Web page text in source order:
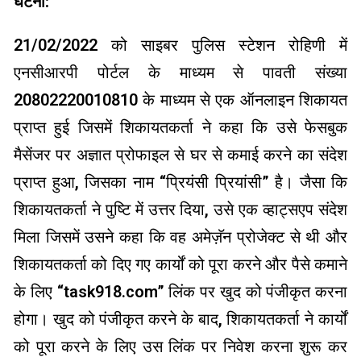
21/02/2022 को साइबर पुलिस स्टेशन रोहिणी में
एनसीआरपी पोर्टल के माध्यम से पावती संख्या
20802220010810 के माध्यम से एक ऑनलाइन शिकायत
प्राप्त हुई जिसमें शिकायतकर्ता ने कहा कि उसे फेसबुक
मैसेंजर पर अज्ञात प्रोफाइल से घर से कमाई करने का संदेश
प्राप्त हुआ, जिसका नाम “प्रियंसी प्रियांसी” है। जैसा कि
शिकायतकर्ता ने पुष्टि में उत्तर दिया, उसे एक व्हाट्सएप संदेश
मिला जिसमें उसने कहा कि वह अमेज़ॅन प्रोजेक्ट से थी और
शिकायतकर्ता को दिए गए कार्यों को पूरा करने और पैसे कमाने
के लिए “task918.com” लिंक पर खुद को पंजीकृत करना
होगा। खुद को पंजीकृत करने के बाद, शिकायतकर्ता ने कार्यों
को पूरा करने के लिए उस लिंक पर निवेश करना शुरू कर